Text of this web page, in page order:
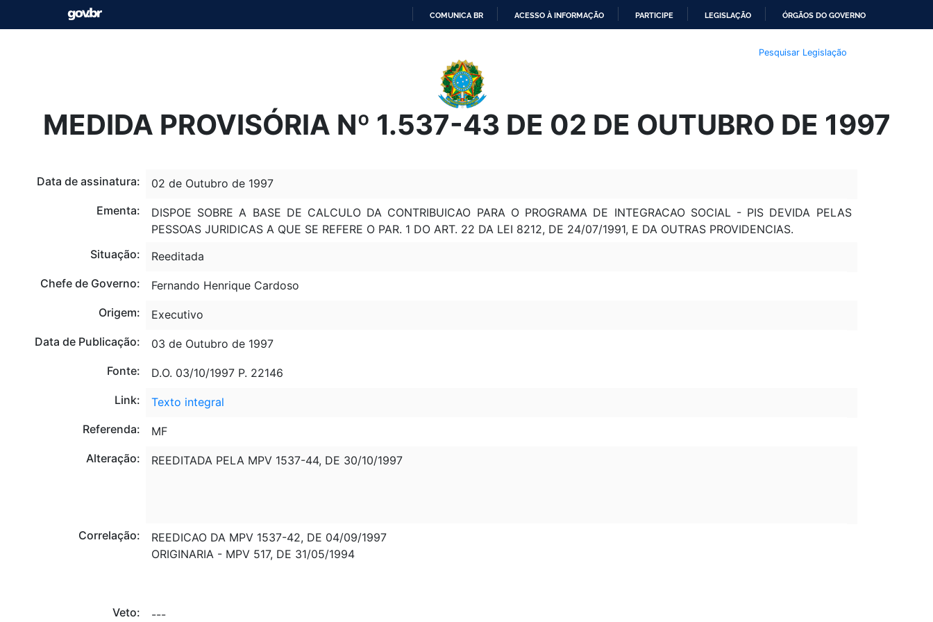
O
CONTEÚDO
COMUNICA BR ACESSO À INFORMAÇÃO PARTICIPE LEGISLAÇÃO ÓRGÃOS DO GOVERNO
Pesquisar Legislação
MEDIDA PROVISÓRIA Nº 1.537-43 DE 02 DE OUTUBRO DE 1997
Data de assinatura:
02 de Outubro de 1997
Ementa:
DISPOE SOBRE A BASE DE CALCULO DA CONTRIBUICAO PARA O PROGRAMA DE INTEGRACAO SOCIAL - PIS DEVIDA PELAS
PESSOAS JURIDICAS A QUE SE REFERE O PAR. 1 DO ART. 22 DA LEI 8212, DE 24/07/1991, E DA OUTRAS PROVIDENCIAS.
Situação:
Reeditada
Chefe de Governo:
Fernando Henrique Cardoso
Origem:
Executivo
Data de Publicação:
03 de Outubro de 1997
Fonte:
D.O. 03/10/1997 P. 22146
Link:
Texto integral
Referenda:
MF
Alteração:
REEDITADA PELA MPV 1537-44, DE 30/10/1997
Correlação:
REEDICAO DA MPV 1537-42, DE 04/09/1997
ORIGINARIA - MPV 517, DE 31/05/1994
Veto: ---